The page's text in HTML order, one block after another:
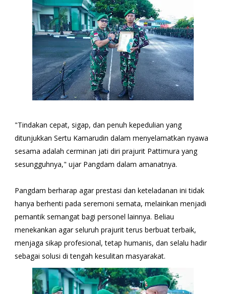
"Tindakan cepat, sigap, dan penuh kepedulian yang
ditunjukkan Sertu Kamarudin dalam menyelamatkan nyawa
sesama adalah cerminan jati diri prajurit Pattimura yang
sesungguhnya," ujar Pangdam dalam amanatnya.
Pangdam berharap agar prestasi dan keteladanan ini tidak
hanya berhenti pada seremoni semata, melainkan menjadi
pemantik semangat bagi personel lainnya. Beliau
menekankan agar seluruh prajurit terus berbuat terbaik,
menjaga sikap profesional, tetap humanis, dan selalu hadir
sebagai solusi di tengah kesulitan masyarakat.